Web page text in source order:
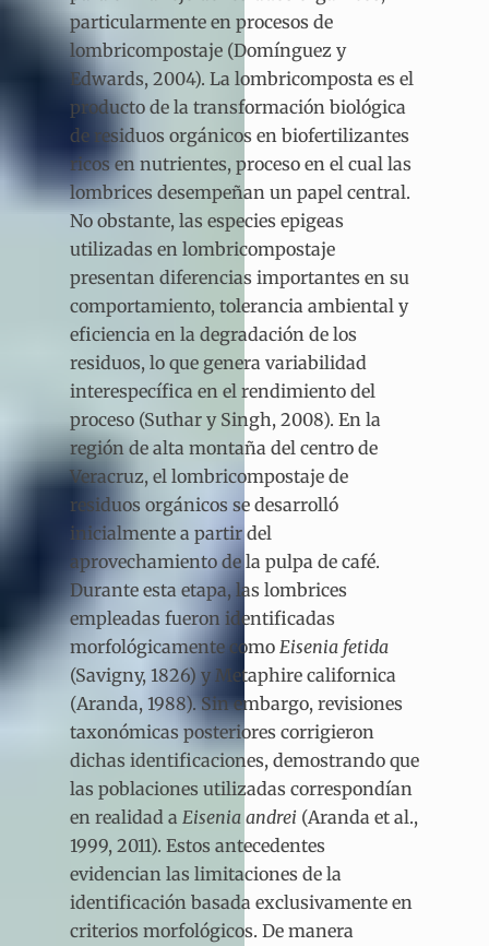
particularmente en procesos de
lombricompostaje (Domínguez y
Edwards, 2004). La lombricomposta es el
producto de la transformación biológica
de residuos orgánicos en biofertilizantes
ricos en nutrientes, proceso en el cual las
lombrices desempeñan un papel central.
No obstante, las especies epigeas
utilizadas en lombricompostaje
presentan diferencias importantes en su
comportamiento, tolerancia ambiental y
eficiencia en la degradación de los
residuos, lo que genera variabilidad
interespecífica en el rendimiento del
proceso (Suthar y Singh, 2008). En la
región de alta montaña del centro de
Veracruz, el lombricompostaje de
residuos orgánicos se desarrolló
inicialmente a partir del
aprovechamiento de la pulpa de café.
Durante esta etapa, las lombrices
empleadas fueron identificadas
morfológicamente como Eisenia fetida
(Savigny, 1826) y Metaphire californica
(Aranda, 1988). Sin embargo, revisiones
taxonómicas posteriores corrigieron
dichas identificaciones, demostrando que
las poblaciones utilizadas correspondían
en realidad a Eisenia andrei (Aranda et al.,
1999, 2011). Estos antecedentes
evidencian las limitaciones de la
identificación basada exclusivamente en
criterios morfológicos. De manera